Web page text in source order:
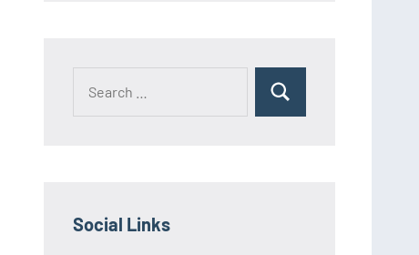
Search
Social Links